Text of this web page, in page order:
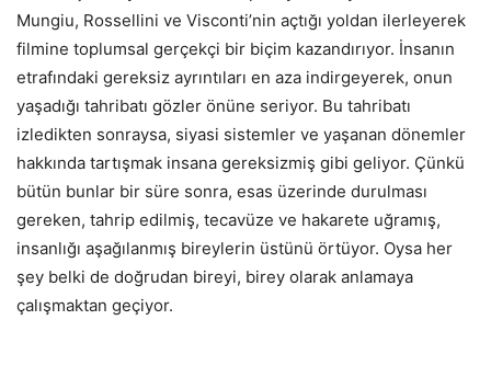
Mungiu, Rossellini ve Visconti’nin açtığı yoldan ilerleyerek
filmine toplumsal gerçekçi bir biçim kazandırıyor. İnsanın
etrafındaki gereksiz ayrıntıları en aza indirgeyerek, onun
yaşadığı tahribatı gözler önüne seriyor. Bu tahribatı
izledikten sonraysa, siyasi sistemler ve yaşanan dönemler
hakkında tartışmak insana gereksizmiş gibi geliyor. Çünkü
bütün bunlar bir süre sonra, esas üzerinde durulması
gereken, tahrip edilmiş, tecavüze ve hakarete uğramış,
insanlığı aşağılanmış bireylerin üstünü örtüyor. Oysa her
şey belki de doğrudan bireyi, birey olarak anlamaya
çalışmaktan geçiyor.